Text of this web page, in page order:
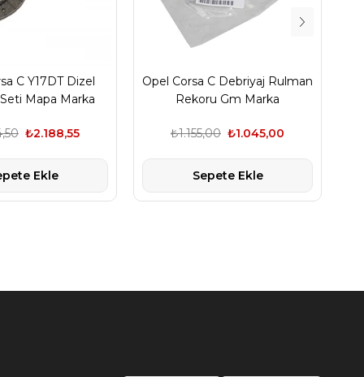
C Y17DT Dizel
Mapa Marka
₺2.188,55
Ekle
Opel Corsa C Debriyaj Rulman
Rekoru Gm Marka
₺1.045,00
₺1.155,00
Sepete Ekle